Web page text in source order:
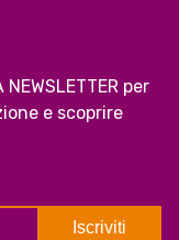
per
e scoprire